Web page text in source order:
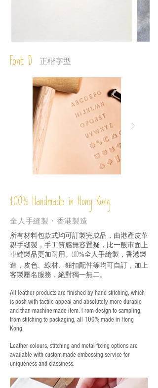
Font D 正楷字型
100% Handmade in Hong Kong
全人手縫製・香港製造
所有材料包款式均可訂製完成品，由港產皮革
親手縫製，手工質感無容置疑，比一般市面上
車縫製品更加耐用。 100%全人手縫製，香港製
造，皮色、線材、鈕扣配件等均可自訂，加上
客製壓名服務，絕對獨一無二。
All leather products are finished by hand stitching, which
is posh with tactile appeal and absolutely more durable
and than machine-made item. From design to sampling,
from stitching to packaging, all 100% made in Hong
Kong.
Leather colours, stitching and metal fixing options are
available with custom-made embossing service for
uniqueness and classiness.